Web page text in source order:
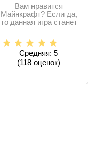
Вам нравится
Майнкрафт? Если да,
то данная игра станет
находкой.
Средняя: 5
(118оценок)